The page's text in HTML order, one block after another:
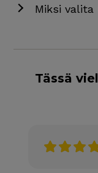
Miksi valita
Tässä